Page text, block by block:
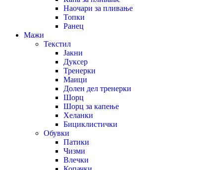
Наочари за пливање
Топки
Ранец
Мажи
Текстил
Јакни
Дуксер
Тренерки
Маици
Долен дел тренерки
Шорц
Шорц за капење
Хеланки
Бициклистички
Обувки
Патики
Чизми
Влечки